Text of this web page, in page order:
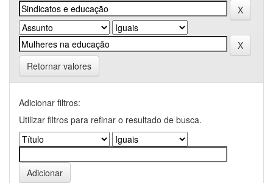
Retornar valores
Adicionar filtros:
Utilizar filtros para refinar o resultado de busca.